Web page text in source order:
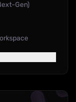
Gen)